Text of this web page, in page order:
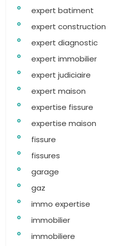
expert batiment
expert construction
expert diagnostic
expert immobilier
expert judiciaire
expert maison
expertise fissure
expertise maison
fissure
fissures
garage
gaz
immo expertise
immobilier
immobiliere